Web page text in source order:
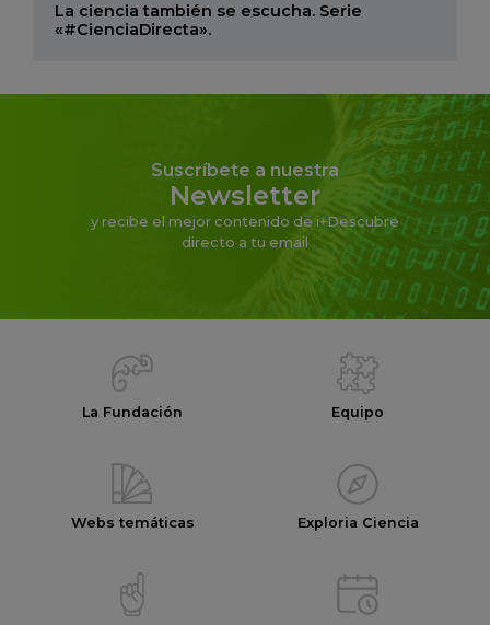
La ciencia también se escucha. Serie
«#CienciaDirecta».
Suscríbete a nuestra
Newsletter
y recibe el mejor contenido de i+Descubre
directo a tu email
La Fundación Equipo
Webs temáticas Exploria Ciencia